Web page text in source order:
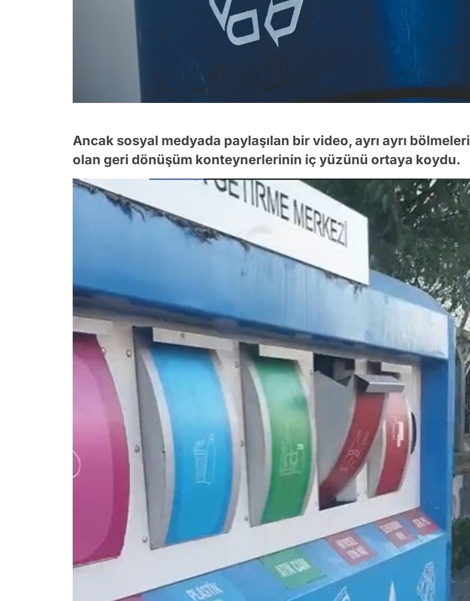
Ancak sosyal medyada paylaşılan bir video, ayrı ayrı bölmeleri
olan geri dönüşüm konteynerlerinin iç yüzünü ortaya koydu.